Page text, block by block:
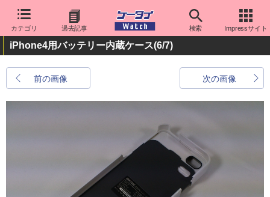
カテゴリ 過去記事 検索 Impressサイト
iPhone4用バッテリー内蔵ケース(6/7)
前の画像 次の画像